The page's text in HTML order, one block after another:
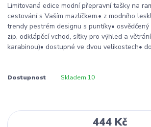
Limitovaná edice modní přepravní tašky na
cestování s Vaším mazlíčkem.• z modního
trendy pestrém designu s puntíky•
zip, odklápěcí vchod, síťky pro výhled a
karabinou)• dostupné ve dvou velikostech•
Dostupnost Skladem 10
444 Kč